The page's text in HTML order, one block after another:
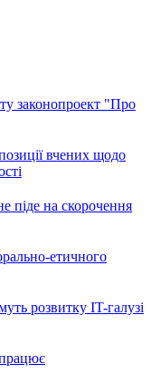
законопроект "Про
вчених щодо
піде на скорочення
етичного
розвитку IT-галузі